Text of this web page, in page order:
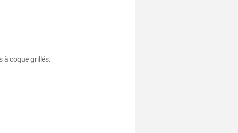
à coque grillés.